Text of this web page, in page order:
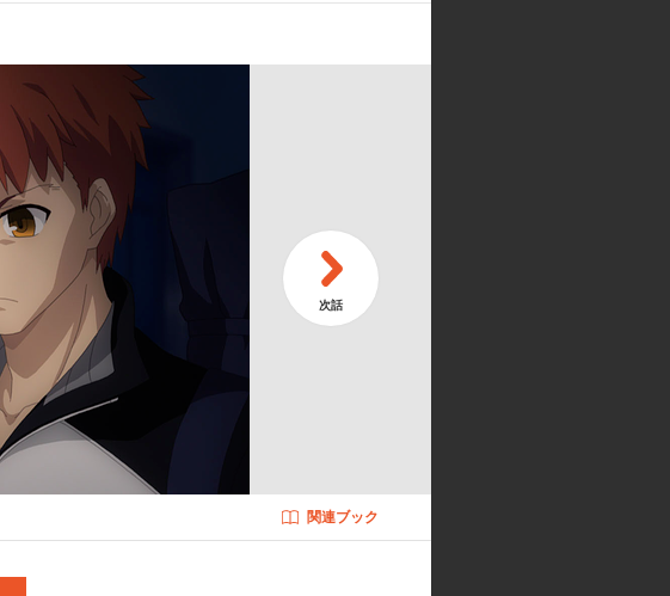
二人の距離
来訪者は軽やかに
:下屋則子／イリヤスフィール・フォン・アイン
／アサシン:三木眞一郎／ライダー:浅川 悠／藤村
山力也／金髪のサーヴァント:関 智一
楽:深澤秀行／アニメーション制作:ufotable／2nd
関連ブック